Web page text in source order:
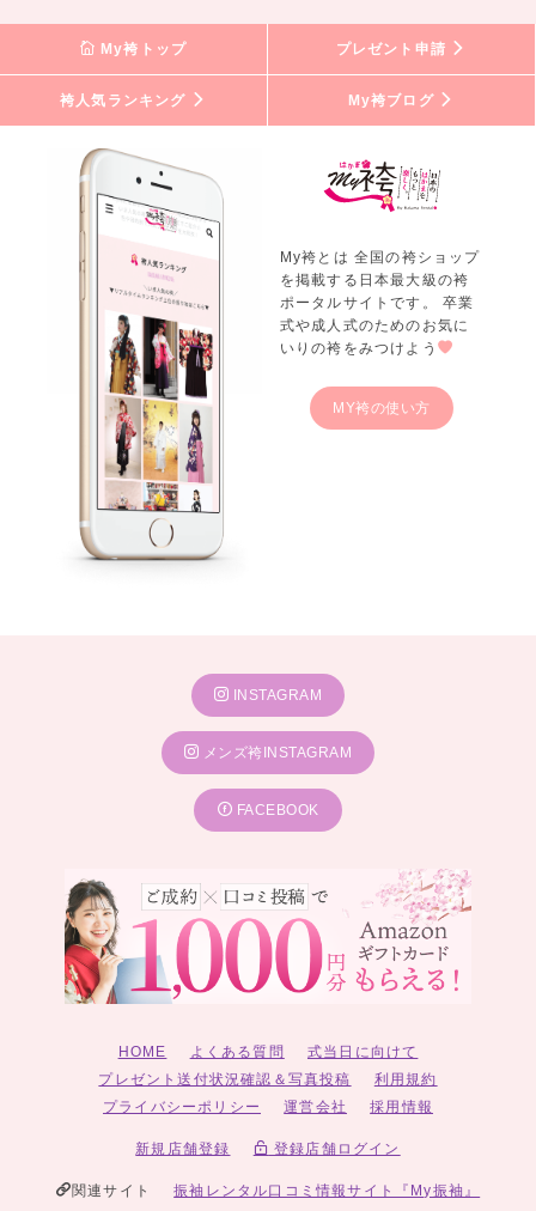
My袴トップ プレゼント申請
袴人気ランキング My袴ブログ
My袴とは 全国の袴ショップ
を掲載する日本最大級の袴
ポータルサイトです。 卒業
式や成人式のためのお気に
いりの袴をみつけよう
MY袴の使い方
INSTAGRAM
メンズ袴INSTAGRAM
FACEBOOK
HOME よくある質問
式当日に向けて
プレゼント送付状況確認＆写真投稿
利用規約
プライバシーポリシー
運営会社 採用情報
新規店舗登録 登録店舗ログイン
関連サイト
振袖レンタル口コミ情報サイト『My振袖』